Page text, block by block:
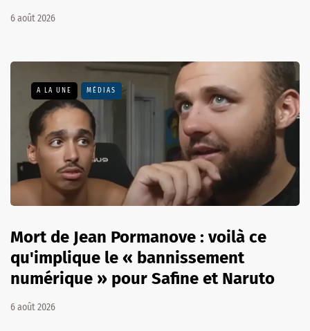
6 août 2026
A LA UNE MÉDIAS
Mort de Jean Pormanove : voilà ce
qu'implique le « bannissement
numérique » pour Safine et Naruto
6 août 2026